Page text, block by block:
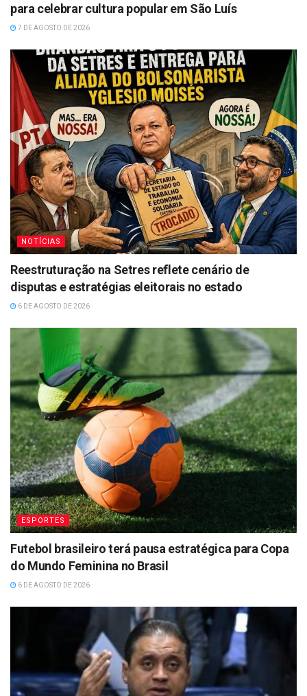
para celebrar cultura popular em São Luís
7 DE AGOSTO DE 2026
NOTÍCIAS
Reestruturação na Setres reflete cenário de
disputas e estratégias eleitorais no estado
6 DE AGOSTO DE 2026
ESPORTES
Futebol brasileiro terá pausa estratégica para Copa
do Mundo Feminina no Brasil
6 DE AGOSTO DE 2026